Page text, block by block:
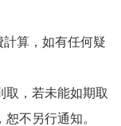
算，如有任何疑
取，若未能如期取
不另行通知。